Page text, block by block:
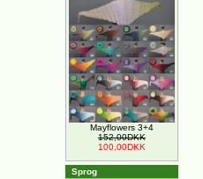
Mayflowers 3+4
152,00DKK
100,00DKK
Sprog